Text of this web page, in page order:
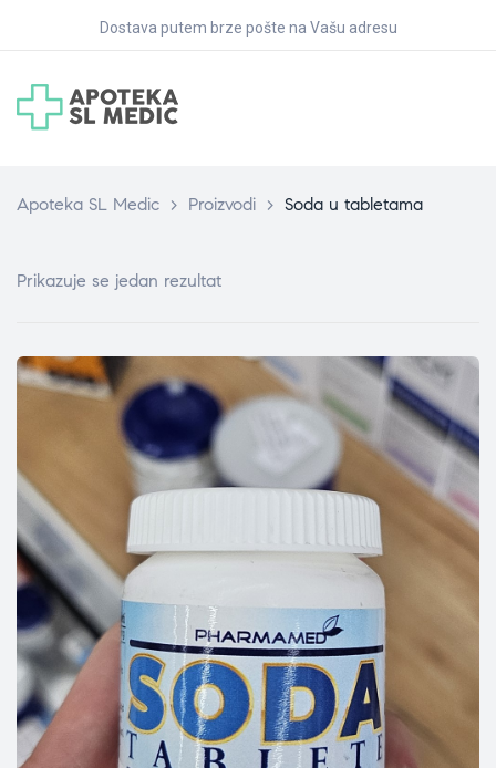
Dostava putem brze pošte na Vašu adresu
Apoteka SL Medic > Proizvodi > Soda u tabletama
Prikazuje se jedan rezultat